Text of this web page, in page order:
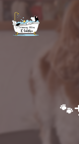
🐾